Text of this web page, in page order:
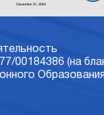
00184386 (на
Образования